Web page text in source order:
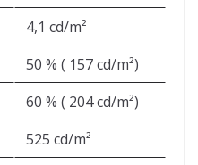
4,1 cd/m²
50 % ( 157 cd/m²)
60 % ( 204 cd/m²)
525 cd/m²